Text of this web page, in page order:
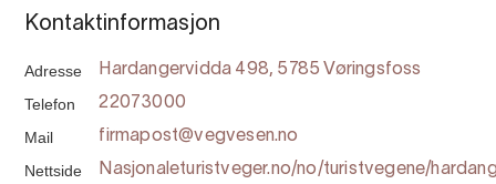
Kontaktinformasjon
Adresse Hardangervidda 498, 5785 Vøringsfoss
Telefon 22073000
Mail firmapost@vegvesen.no
Nettside Nasjonaleturistveger.no/no/turistvegene/